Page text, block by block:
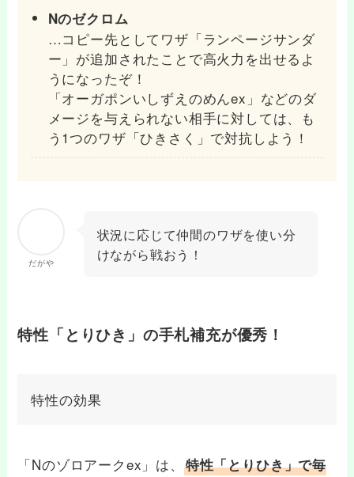
Nのゼクロム
…コピー先としてワザ「ランページサンダ
ー」が追加されたことで高火力を出せるよ
うになったぞ！
「オーガポンいしずえのめんex」などのダ
メージを与えられない相手に対しては、も
う1つのワザ「ひきさく」で対抗しよう！
だがや
状況に応じて仲間のワザを使い分
けながら戦おう！
特性「とりひき」の手札補充が優秀！
特性の効果
「Nのゾロアークex」は、
特性「とりひき」で毎